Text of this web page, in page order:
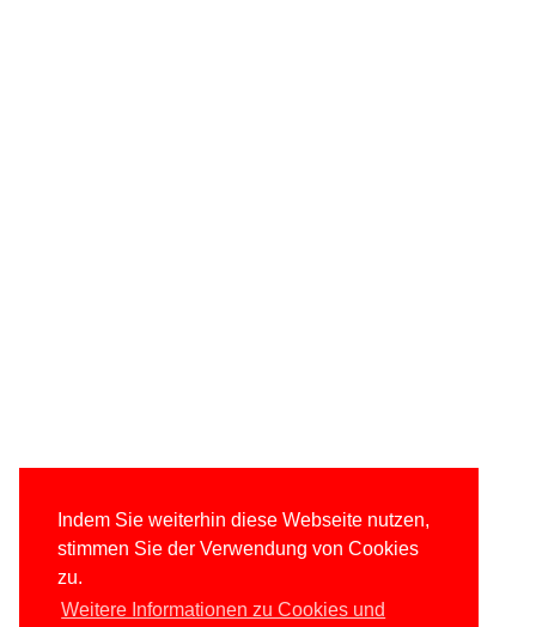
Indem Sie weiterhin diese Webseite nutzen,
stimmen Sie der Verwendung von Cookies
zu.
Weitere Informationen zu Cookies und